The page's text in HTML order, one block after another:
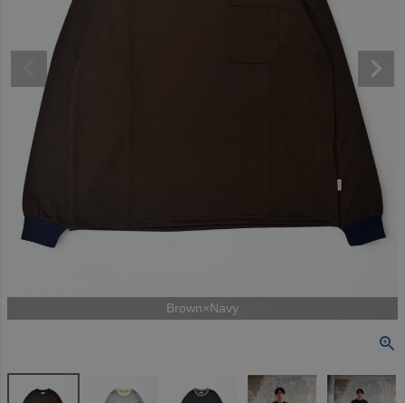
Brown×Navy